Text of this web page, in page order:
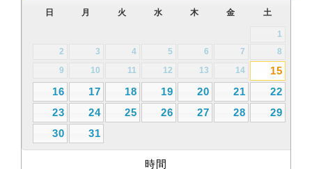
日 月 火 水 木 金 土
1
2
3 4 5 6 7
8
9
10 11 12 13 14
15
16
17 18 19 20 21
22
23
24 25 26 27 28
29
30
31
時間